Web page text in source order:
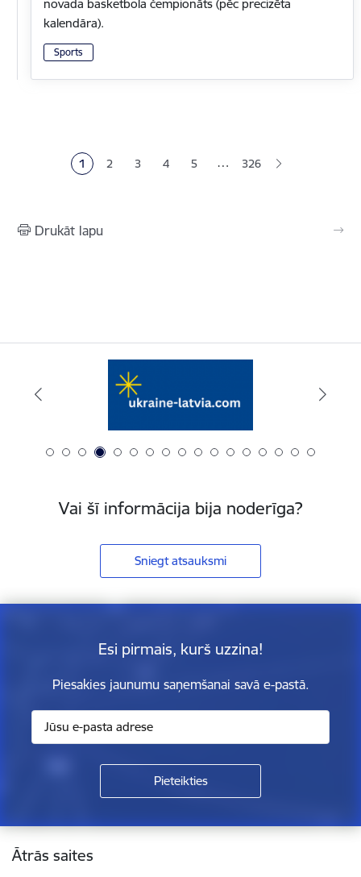
novada basketbola čempionāts (pēc precizēta
kalendāra).
Sports
Pašreizējā lapa
1 Lapa
2 Lapa
3 Lapa
4 Lapa
5 … 326
Drukāt lapu
Vai šī informācija bija noderīga?
Sniegt atsauksmi
Esi pirmais, kurš uzzina!
Piesakies jaunumu saņemšanai savā e-pastā.
Kājene
Ātrās saites